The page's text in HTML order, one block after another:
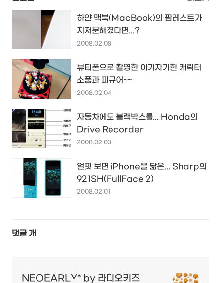
하얀 맥북(MacBook)의 팜레스트가
지저분해졌다면...?
2008.02.08
뷰티폰으로 촬영한 아기자기한 캐릭터
소품과 피규어~~
2008.02.04
자동차에도 블랙박스를... Honda의
Drive Recorder
2008.02.03
얼핏 보면 iPhone을 닮은... Sharp의
921SH(FullFace 2)
2008.02.01
댓글 개
NEOEARLY* by 라디오키즈